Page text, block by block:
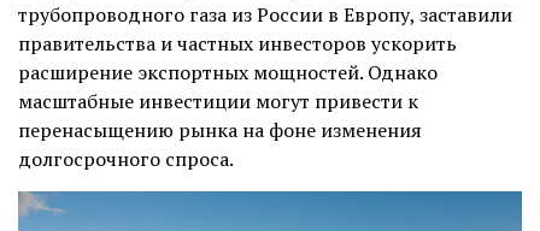
трубопроводного газа из России в Европу, заставили
правительства и частных инвесторов ускорить
расширение экспортных мощностей. Однако
масштабные инвестиции могут привести к
перенасыщению рынка на фоне изменения
долгосрочного спроса.